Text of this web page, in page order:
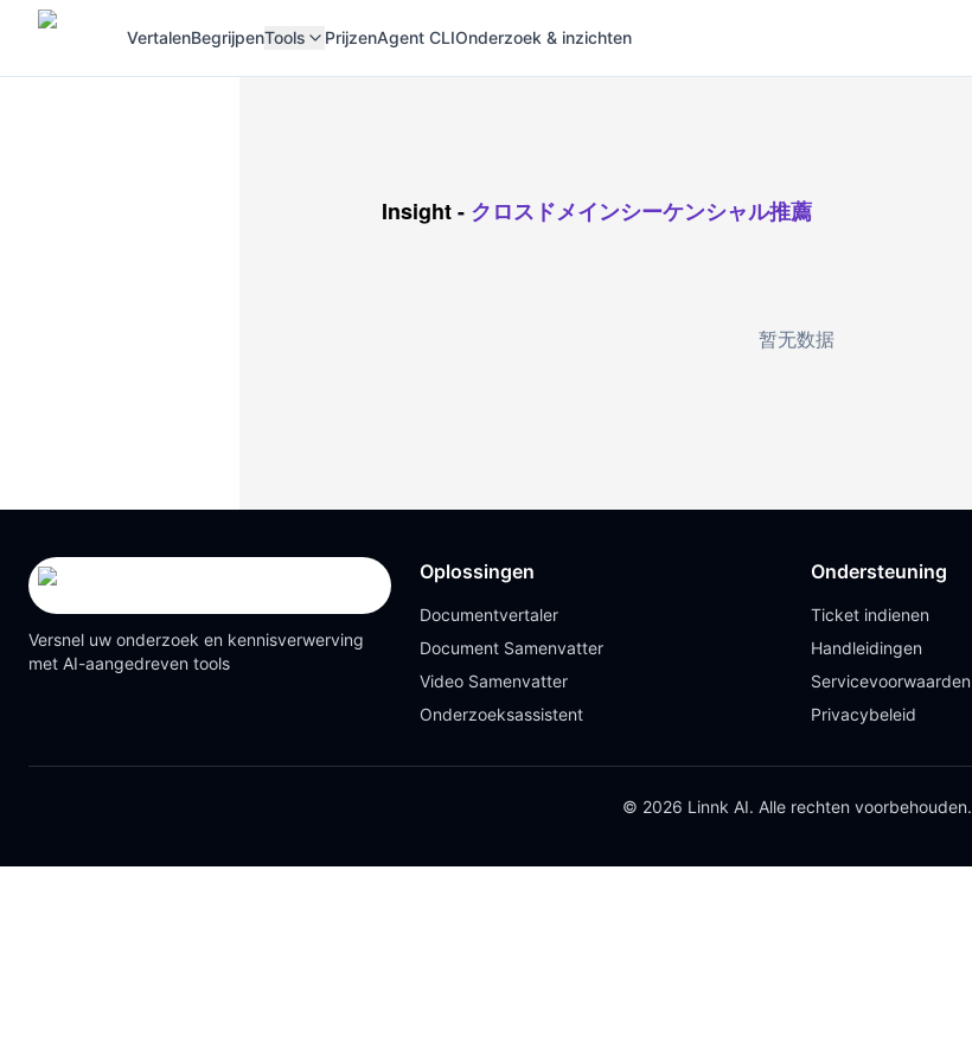
VertalenBegrijpenTools PrijzenAgent CLIOnderzoek & inzichten
Insight- クロスドメインシーケンシャル推薦
暂无数据
Versnel uw onderzoek en kennisverwerving
met AI-aangedreven tools
Oplossingen
Documentvertaler
Document Samenvatter
Video Samenvatter
Onderzoeksassistent
Ondersteuning
Ticket indienen
Handleidingen
Servicevoorwaarden
Privacybeleid
© 2026 Linnk AI. Alle rechten voorbehouden.